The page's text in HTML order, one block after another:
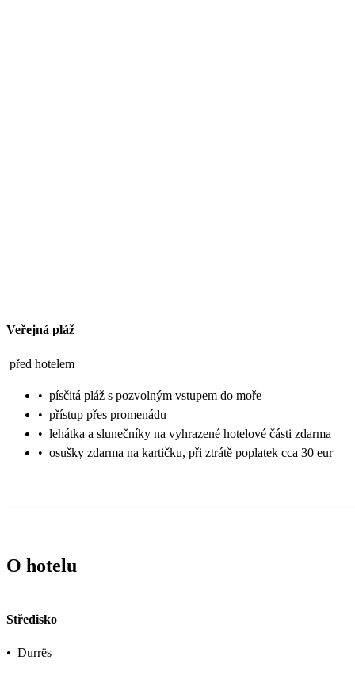
Veřejná pláž
před hotelem
• písčitá pláž s pozvolným vstupem do moře
• přístup přes promenádu
• lehátka a slunečníky na vyhrazené hotelové části zdarma
• osušky zdarma na kartičku, při ztrátě poplatek cca 30 eur
O hotelu
Středisko
• Durrës